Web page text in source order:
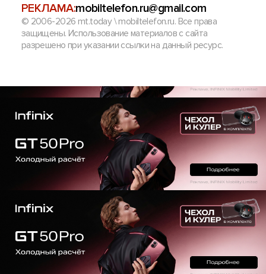
РЕКЛАМА:mobiltelefon.ru@gmail.com
© 2006-2026 mt.today \ mobiltelefon.ru. Все права
защищены. Использование материалов с сайта
разрешено при указании ссылки на данный ресурс.